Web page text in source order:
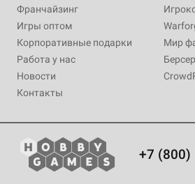
Франчайзинг
Игры оптом
Корпоративные подарки
Работа у нас
Новости
Контакты
Мир
+7 (800)